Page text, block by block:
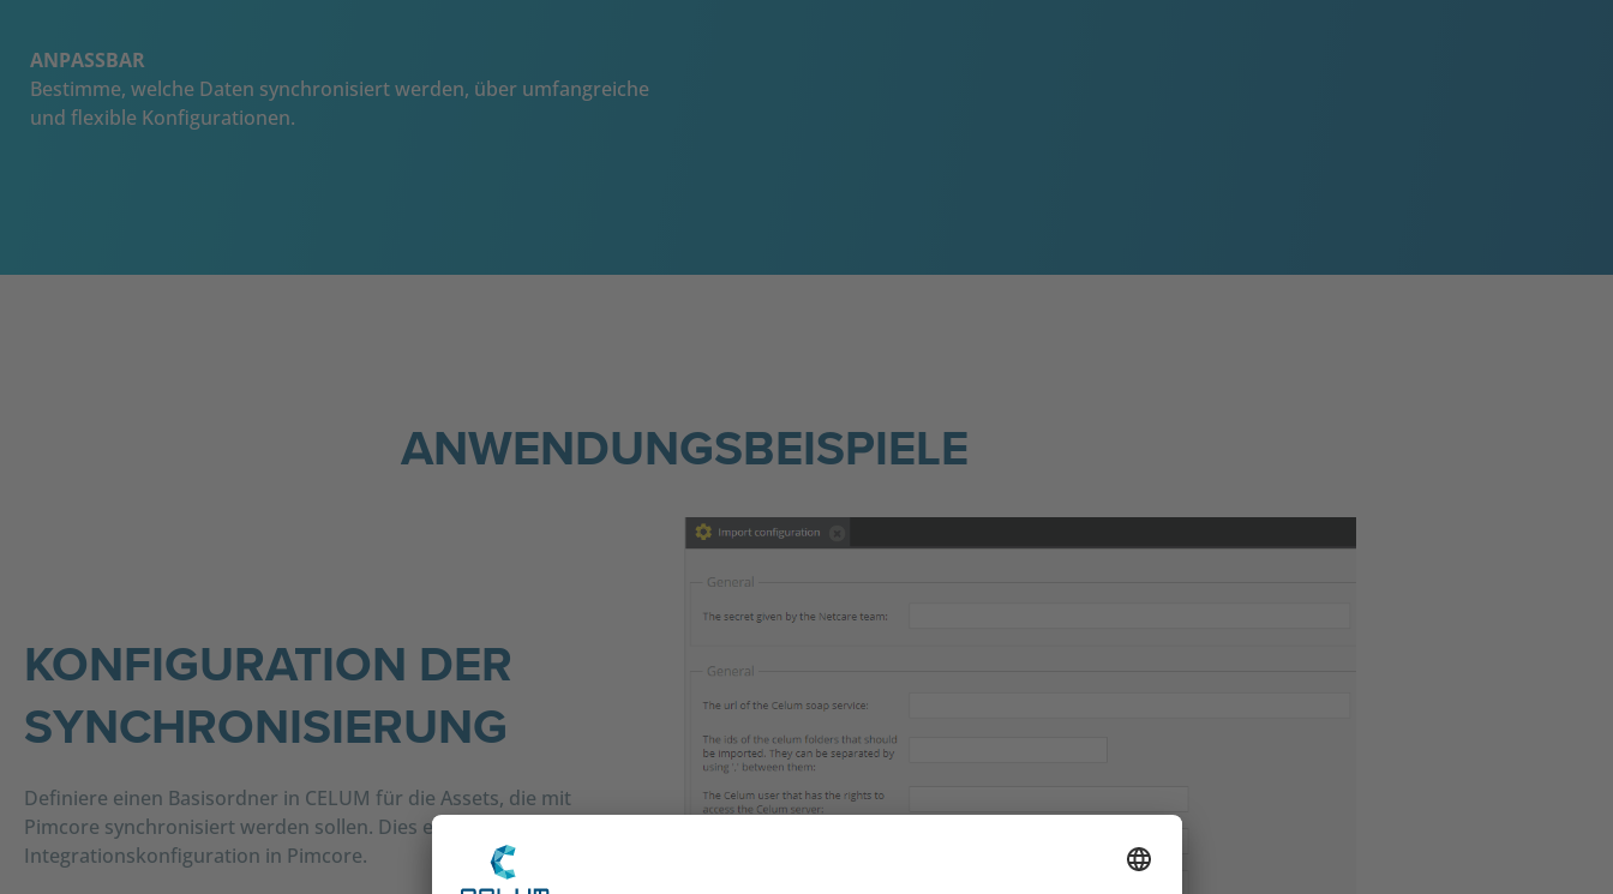
ANPASSBAR
Bestimme, welche Daten synchronisiert werden, über umfangreiche
und flexible Konfigurationen.
ANWENDUNGSBEISPIELE
KONFIGURATION DER
SYNCHRONISIERUNG
Definiere einen Basisordner in CELUM für die Assets, die mit
Pimcore synchronisiert werden sollen. Dies erfolgt in der
Integrationskonfiguration in Pimcore.